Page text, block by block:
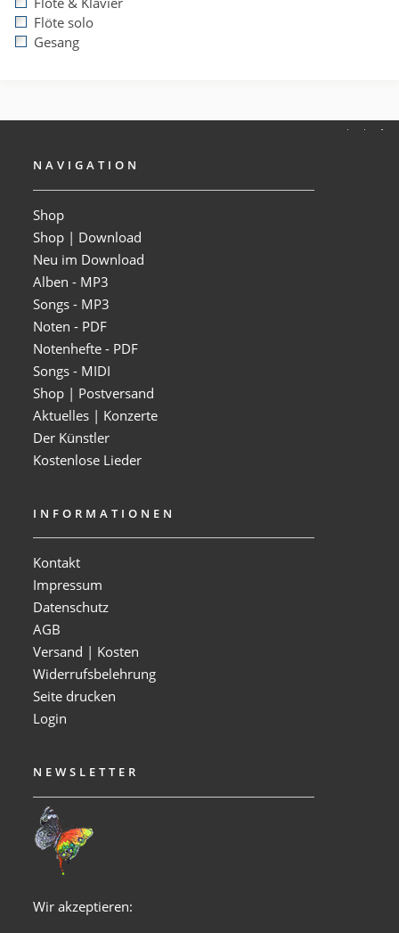
Flöte solo
Gesang
NAVIGATION
Shop
Shop | Download
Neu im Download
Alben - MP3
Songs - MP3
Noten - PDF
Notenhefte - PDF
Songs - MIDI
Shop | Postversand
Aktuelles | Konzerte
Der Künstler
Kostenlose Lieder
INFORMATIONEN
Kontakt
Impressum
Datenschutz
AGB
Versand | Kosten
Widerrufsbelehrung
Seite drucken
Login
NEWSLETTER
Wir akzeptieren: